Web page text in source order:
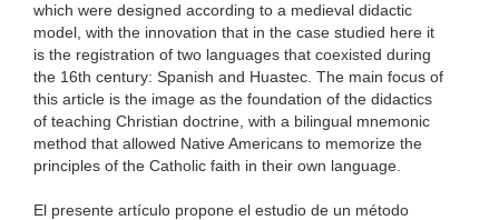
which were designed according to a medieval didactic
model, with the innovation that in the case studied here it
is the registration of two languages that coexisted during
the 16th century: Spanish and Huastec. The main focus of
this article is the image as the foundation of the didactics
of teaching Christian doctrine, with a bilingual mnemonic
method that allowed Native Americans to memorize the
principles of the Catholic faith in their own language.
El presente artículo propone el estudio de un método